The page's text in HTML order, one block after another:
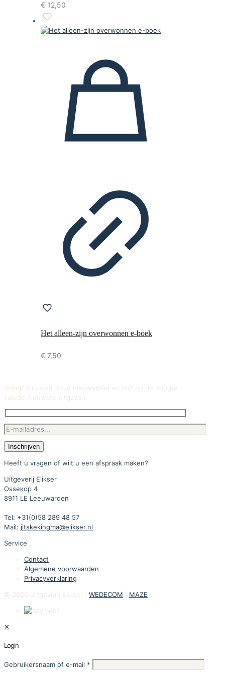
€ 12,50
Het alleen-zijn overwonnen e-boek
€ 7,50
Schrijf u in voor onze nieuwsbrief en blijf op de hoogte
van de nieuwste uitgaven.
Heeft u vragen of wilt u een afspraak maken?
Uitgeverij Elikser
Ossekop 4
8911 LE Leeuwarden
Tel: +31(0)58 289 48 57
Mail: jitskekingma@elikser.nl
Service
Contact
Algemene voorwaarden
Privacyverklaring
© 2026 Uitgeverij Elikser | WEDECOM MAZE
✕
Login
Gebruikersnaam of e-mail *